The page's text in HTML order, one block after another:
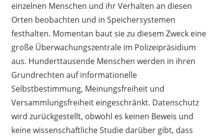
einzelnen Menschen und ihr Verhalten an diesen
Orten beobachten und in Speichersystemen
festhalten. Momentan baut sie zu diesem Zweck eine
große Überwachungszentrale im Polizeipräsidium
aus. Hunderttausende Menschen werden in ihren
Grundrechten auf informationelle
Selbstbestimmung, Meinungsfreiheit und
Versammlungsfreiheit eingeschränkt. Datenschutz
wird zurückgestellt, obwohl es keinen Beweis und
keine wissenschaftliche Studie darüber gibt, dass